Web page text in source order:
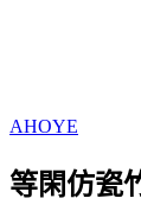
AHOYE
等閑仿瓷